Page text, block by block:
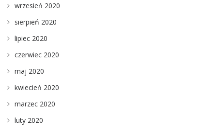
wrzesień 2020
sierpień 2020
lipiec 2020
czerwiec 2020
maj 2020
kwiecień 2020
marzec 2020
luty 2020